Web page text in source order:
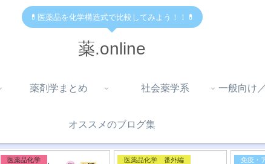
💊医薬品を化学構造式で比較してみよう！！💊
薬.online
薬剤学まとめ 社会薬学系 一般向け
オススメのブログ集
医薬品化学 医薬品化学 番外編 免疫・